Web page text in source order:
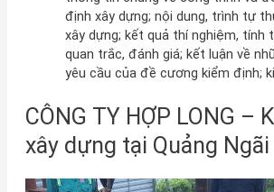
định xây dựng; nội dung, trình tự
xây dựng; kết quả thí nghiệm, tính
quan trắc, đánh giá; kết luận về
yêu cầu của đề cương kiểm định;
CÔNG TY HỢP LONG –
xây dựng tại Quảng Ngãi